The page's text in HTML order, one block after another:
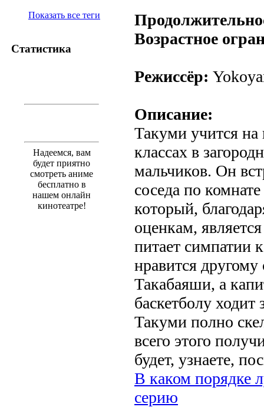
Показать все теги
Статистика
Надеемся, вам
будет приятно
смотреть аниме
бесплатно в
нашем онлайн
кинотеатре!
Возрастное
Режиссёр:
Описание:
Такуми учится на
классах в
мальчиков. Он
соседа по
который,
оценкам,
питает симпатии
нравится
Такабаяши, а
баскетболу
Такуми полно
всего этого
будет, узнаете,
В каком порядке
серию